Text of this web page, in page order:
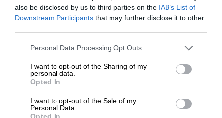
also be disclosed by us to third parties on the IAB’s List of
Downstream Participants that may further disclose it to other
Please note that this website/app uses one or more Google
not limited to your visit or usage behaviour. You may click to
grant or deny consent to Google and its third-party tags to
use your data for below specified purposes in below Google
consent section.
Personal Data Processing Opt Outs
I want to opt-out of the Sharing of my
personal data.
Opted In
I want to opt-out of the Sale of my
Personal Data.
Opted In
υπουργείο ενώ, παράλληλα, θέμα χρόνου
θεωρείται το να προκύψουν ελλείψεις στην
αγορά κρέατος. Καταναλωτές και
επιχειρηματίες εστίασης, ως εκ τούτου,
προϊόν.
Για ανεπαρκή μέτρα κάνουν λόγο οι
κτηνοτρόφοι